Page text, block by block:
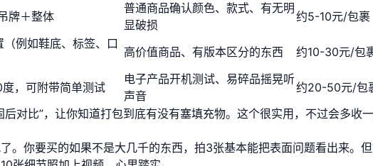
牌＋整体
普通商品确认颜色、款式、有无明
显破损
约5-10元/包裹
例如鞋底、标签、口
高价值商品、有版本区分的东西 约10-30元/包
，可附带简单测试
电子产品开机测试、易碎品摇晃听
声音
约20-50元/包
对比”，让你知道打包到底有没有塞填充物。这个很实用，不过会多收
。你要买的如果不是大几千的东西，拍3张基本能把表面问题看出来。